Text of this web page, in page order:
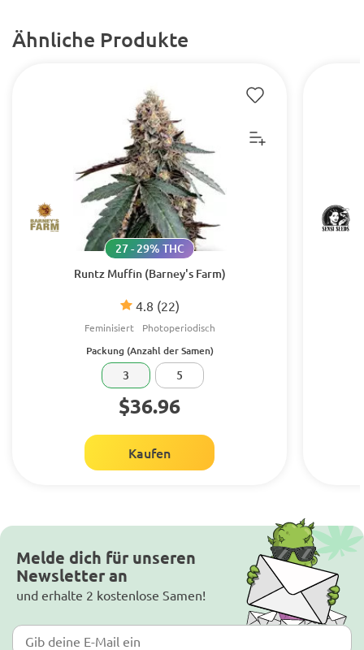
Ähnliche Produkte
Runtz Muffin (Barney's Farm)
4.8 (22)
27 - 29% THC
Feminisiert Photoperiodisch
Packung (Anzahl der Samen)
3 5
$36.96
Kaufen
Melde dich für unseren
Newsletter an
und erhalte 2 kostenlose Samen!